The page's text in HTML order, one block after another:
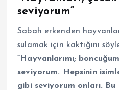
seviyorum”
Sabah erkenden
sulamak için kaktığını
“Hayvanlarımı;
seviyorum. Hepsinin
gibi seviyorum onları. Bu